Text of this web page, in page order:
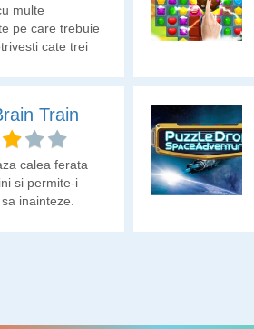
multe
pe care trebuie
cate trei
Train
calea ferata
si permite-i
inainteze.